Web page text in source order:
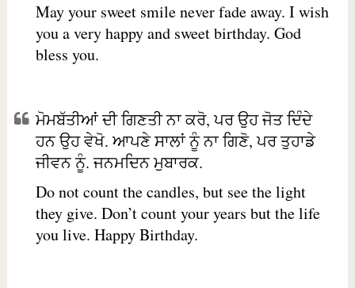
May your sweet smile never fade away. I wish
you a very happy and sweet birthday. God
bless you.
ਮੋਮਬੱਤੀਆਂ ਦੀ ਗਿਣਤੀ ਨਾ ਕਰੋ, ਪਰ ਉਹ ਜੋਤ ਦਿੰਦੇ
ਹਨ ਉਹ ਵੇਖੋ. ਆਪਣੇ ਸਾਲਾਂ ਨੂੰ ਨਾ ਗਿਣੋ, ਪਰ ਤੁਹਾਡੇ
ਜੀਵਨ ਨੂੰ. ਜਨਮਦਿਨ ਮੁਬਾਰਕ.
Do not count the candles, but see the light
they give. Don’t count your years but the life
you live. Happy Birthday.